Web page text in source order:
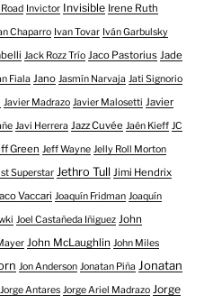
Invictor Invisible Irene Ruth
Chaparro Ivan Tovar Iván Garbulsky
Jack Rozz Trío Jaco Pastorius Jade
Fiala Jano Jasmín Narvaja Jati Signorio
Javier Madrazo Javier Malosetti Javier
Javi Herrera Jazz Cuvée Jaén Kieff JC
Green Jeff Wayne Jelly Roll Morton
Superstar Jethro Tull Jimi Hendrix
Vaccari Joaquín Fridman Joaquín
Joel Castañeda Iñiguez John
John McLaughlin John Miles
Jon Anderson Jonatan Piña Jonatan
Jorge Antares Jorge Ariel Madrazo Jorge